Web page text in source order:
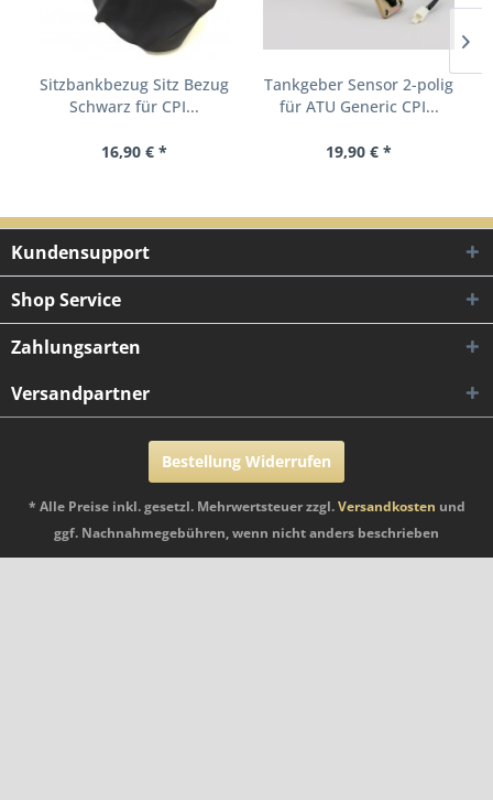
Sitzbankbezug Sitz Bezug
Schwarz für CPI...
16,90 € *
Tankgeber Sensor 2-polig
für ATU Generic CPI...
19,90 € *
Kundensupport
Shop Service
Zahlungsarten
Versandpartner
Bestellung Widerrufen
* Alle Preise inkl. gesetzl. Mehrwertsteuer zzgl.Versandkosten und
ggf. Nachnahmegebühren, wenn nicht anders beschrieben